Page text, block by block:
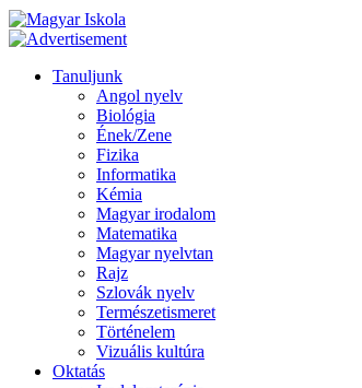
Tanuljunk
Angol nyelv
Biológia
Ének/Zene
Fizika
Informatika
Kémia
Magyar irodalom
Matematika
Magyar nyelvtan
Rajz
Szlovák nyelv
Természetismeret
Történelem
Vizuális kultúra
Oktatás